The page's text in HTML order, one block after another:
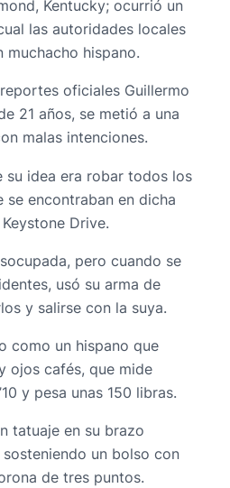
Kentucky; ocurrió un
las autoridades locales
muchacho hispano.
oficiales Guillermo
21 años, se metió a una
malas intenciones.
su idea era robar todos los
encontraban en dicha
Drive.
pero cuando se
usó su arma de
y salirse con la suya.
como un hispano que
ojos cafés, que mide
y pesa unas 150 libras.
tatuaje en su brazo
un bolso con
de tres puntos.